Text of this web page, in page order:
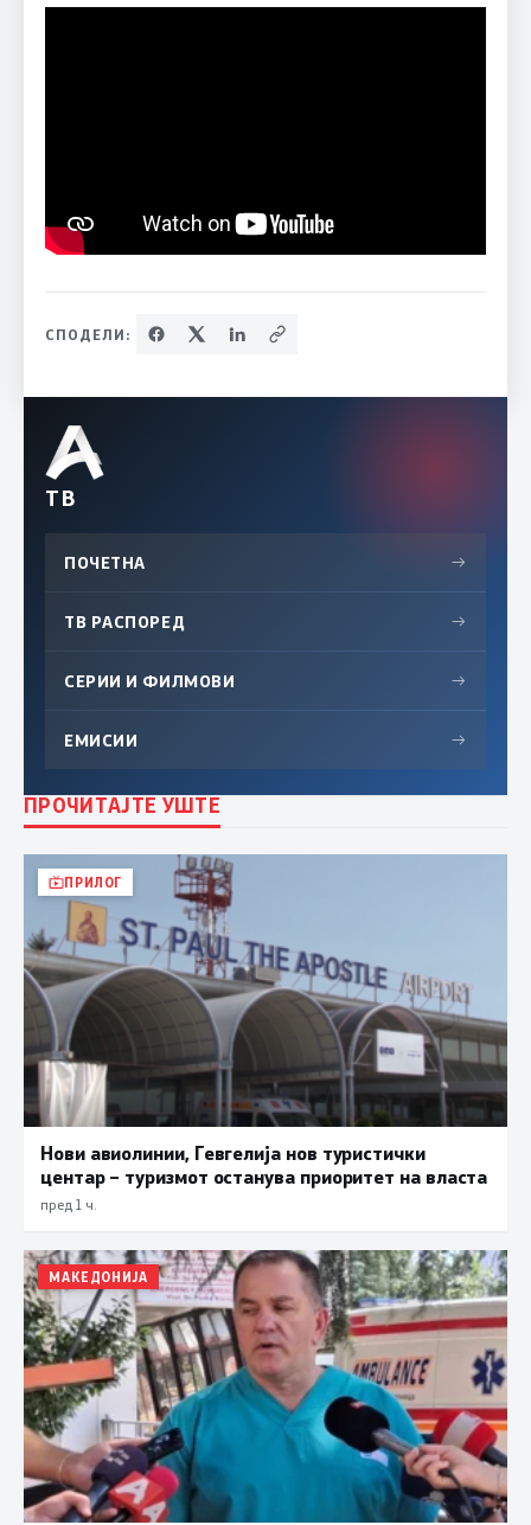
СПОДЕЛИ:
ТВ
ПОЧЕТНА →
ТВ РАСПОРЕД →
СЕРИИ И ФИЛМОВИ →
ЕМИСИИ →
ПРОЧИТАЈТЕ УШТЕ
ПРИЛОГ
Нови авиолинии, Гевгелија нов туристички
центар – туризмот останува приоритет на власта
пред 1 ч.
МАКЕДОНИЈА